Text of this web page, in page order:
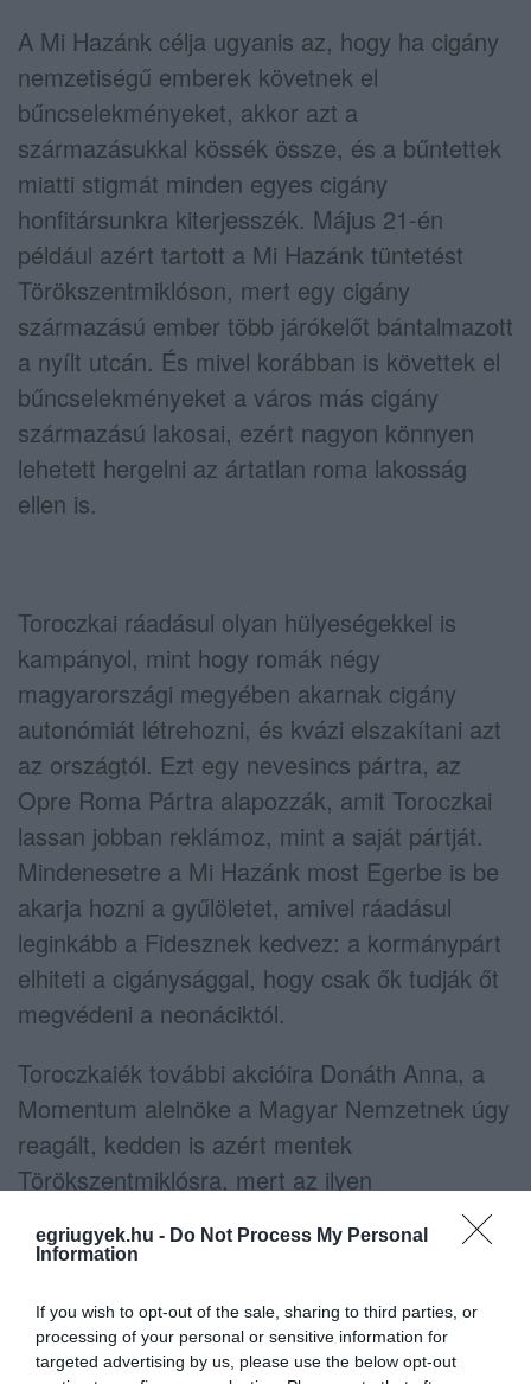
egriugyek.hu - Do Not Process My Personal
Information
If you wish to opt-out of the sale, sharing to third parties, or
processing of your personal or sensitive information for
targeted advertising by us, please use the below opt-out
A Mi Hazánk célja ugyanis az, hogy ha cigány
nemzetiségű emberek követnek el
bűncselekményeket, akkor azt a
származásukkal kössék össze, és a bűntettek
miatti stigmát minden egyes cigány
honfitársunkra kiterjesszék. Május 21-én
például azért tartott a Mi Hazánk tüntetést
Törökszentmiklóson, mert egy cigány
származású ember több járókelőt bántalmazott
a nyílt utcán. És mivel korábban is követtek el
bűncselekményeket a város más cigány
származású lakosai, ezért nagyon könnyen
lehetett hergelni az ártatlan roma lakosság
ellen is.
Toroczkai ráadásul olyan hülyeségekkel is
kampányol, mint hogy romák négy
magyarországi megyében akarnak cigány
autonómiát létrehozni, és kvázi elszakítani azt
az országtól. Ezt egy nevesincs pártra, az
Opre Roma Pártra alapozzák, amit Toroczkai
lassan jobban reklámoz, mint a saját pártját.
Mindenesetre a Mi Hazánk most Egerbe is be
akarja hozni a gyűlöletet, amivel ráadásul
leginkább a Fidesznek kedvez: a kormánypárt
elhiteti a cigánysággal, hogy csak ők tudják őt
megvédeni a neonáciktól.
Toroczkaiék további akcióira Donáth Anna, a
Momentum alelnöke a Magyar Nemzetnek úgy
reagált, kedden is azért mentek
Törökszentmiklósra, mert az ilyen
Toroczkai azt gondolja, hogy bármikor, bárhol
neki: a Momentum mindannyiszor ott fog állni,
és meg fogja mutatni, hogy nem egy ilyen